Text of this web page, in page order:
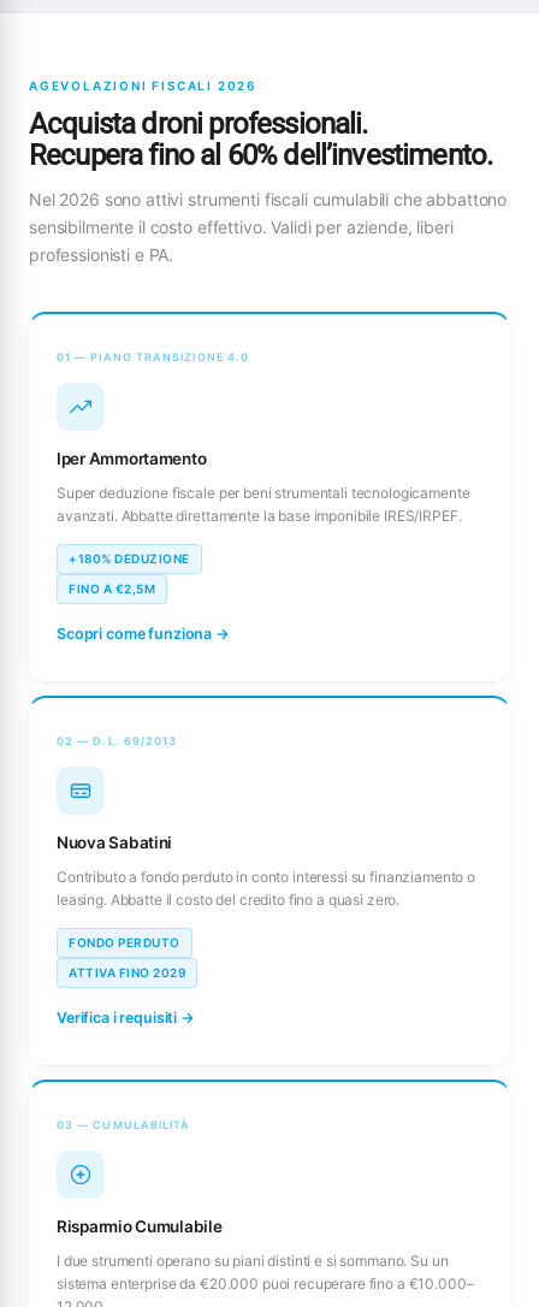
AGEVOLAZIONI FISCALI 2026
Acquista droni professionali.
Recupera fino al 60% dell’investimento.
Nel 2026 sono attivi strumenti fiscali cumulabili che abbattono
sensibilmente il costo effettivo. Validi per aziende, liberi
professionisti e PA.
01 — PIANO TRANSIZIONE 4.0
Iper Ammortamento
Super deduzione fiscale per beni strumentali tecnologicamente
avanzati. Abbatte direttamente la base imponibile IRES/IRPEF.
+180% DEDUZIONE
FINO A €2,5M
Scopri come funziona →
02 — D.L. 69/2013
Nuova Sabatini
Contributo a fondo perduto in conto interessi su finanziamento o
leasing. Abbatte il costo del credito fino a quasi zero.
FONDO PERDUTO
ATTIVA FINO 2029
Verifica i requisiti →
03 — CUMULABILITÀ
Risparmio Cumulabile
I due strumenti operano su piani distinti e si sommano. Su un
sistema enterprise da €20.000 puoi recuperare fino a €10.000–